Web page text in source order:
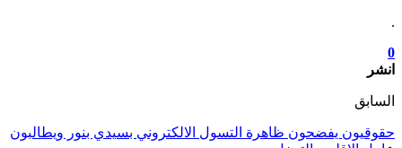
.
0
انشر
السابق
حقوقيون يفضحون ظاهرة التسول الالكتروني بسيدي بنور ويطالبون